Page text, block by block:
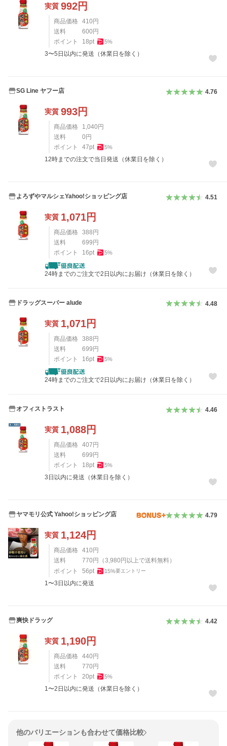
実質 992円
商品価格 410 円
送料
600 円
ポイント
18pt 5%
3〜5日以内に発送（休業日を除く）
SG Line ヤフー店 4.76
実質 993円
商品価格 1,040 円
送料
0 円
ポイント
47pt 5%
12時までの注文で当日発送（休業日を除く）
よろずやマルシェYahoo!ショッピング店 4.51
実質 1,071円
商品価格 388 円
送料
699 円
ポイント
16pt 5%
24時までのご注文で2日以内にお届け（休業日を除く）
ドラッグスーパー alude 4.48
実質 1,071円
商品価格 388円
送料
699円
ポイント
16pt 5%
24時までのご注文で2日以内にお届け（休業日を除く）
オフィストラスト 4.46
実質 1,088円
商品価格 407 円
送料
699 円
ポイント
18pt 5%
3日以内に発送（休業日を除く）
ヤマモリ公式 Yahoo!ショッピング店 4.79
実質 1,124円
商品価格 410 円
送料
770 円 （3,980 円以上で送料無料）
ポイント
56pt 15%要エントリー
1〜3日以内に発送
爽快ドラッグ 4.42
実質 1,190円
商品価格 440 円
送料
770 円
ポイント
20pt 5%
1〜2日以内に発送（休業日を除く）
他のバリエーションも合わせて価格比較